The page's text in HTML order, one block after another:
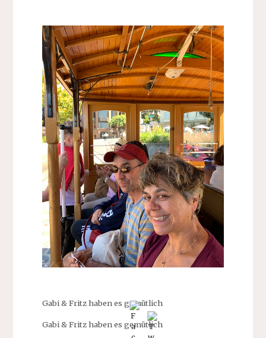
Gabi & Fritz haben es gemütlich
Gabi & Fritz haben es gemütlich